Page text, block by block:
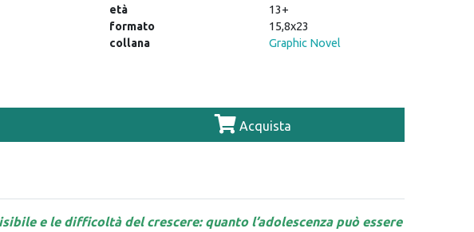
età
13+
formato
15,8x23
collana
Graphic Novel
Acquista
e le difficoltà del crescere: quanto l’adolescenza può essere